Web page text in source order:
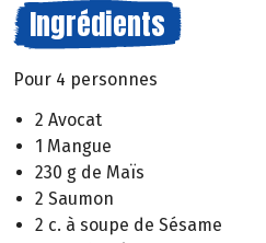
Ingrédients
Pour 4 personnes
2 Avocat
1 Mangue
230 g de Maïs
2 Saumon
2 c. à soupe de Sésame